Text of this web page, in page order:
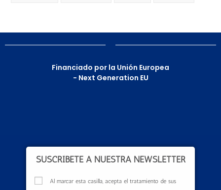
Financiado por la Unión Europea
- Next Generation EU
SUSCRÍBETE A NUESTRA NEWSLETTER
Al marcar esta casilla, acepta el tratamiento de sus